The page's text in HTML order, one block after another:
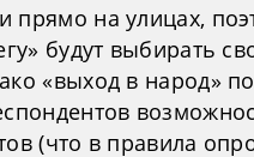
прямо на улицах,
будут выбирать
«выход в народ»
(что в правила